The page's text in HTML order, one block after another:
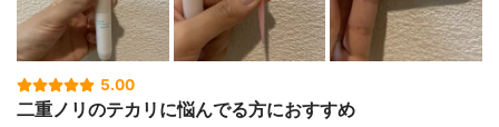
5.00
二重ノリのテカリに悩んでる方におすすめ